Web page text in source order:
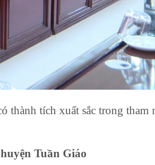
thành tích xuất sắc trong tham
Tuần Giáo